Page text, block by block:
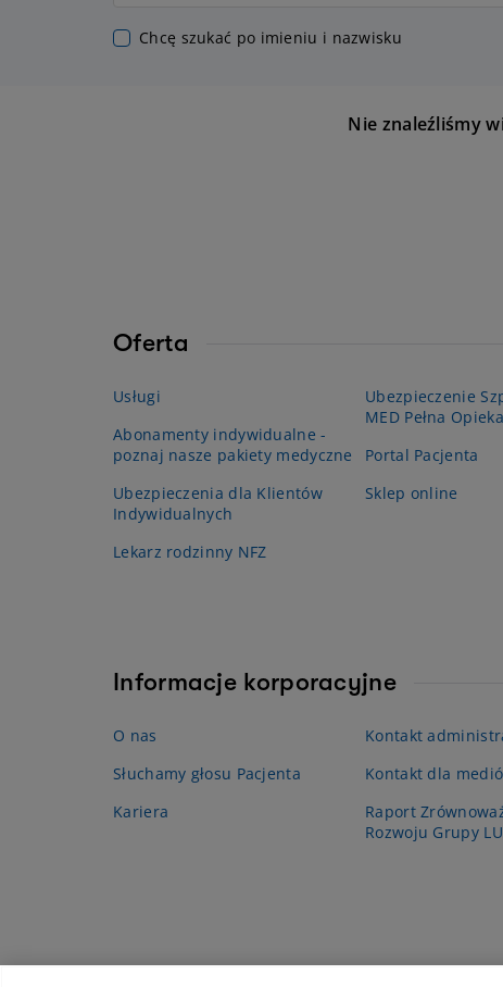
Chcę szukać po imieniu i nazwisku
Nie znaleźliśmy
Oferta
Usługi
Abonamenty indywidualne -
poznaj nasze pakiety medyczne
Ubezpieczenia dla Klientów
Indywidualnych
Lekarz rodzinny NFZ
Ubezpieczenie
MED Pełna Opieka
Portal Pacjenta
Sklep online
Informacje korporacyjne
O nas
Słuchamy głosu Pacjenta
Kariera
Kontakt
Kontakt dla
Raport
Rozwoju Grupy